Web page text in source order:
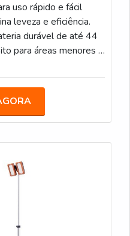
leveza e eficiência.
durável de até 44
para áreas menores e
de bateria de até
2,3 metros) em
médio porte. PL-200
12.000 lumens e
horas, proporciona
até 3,1 metros